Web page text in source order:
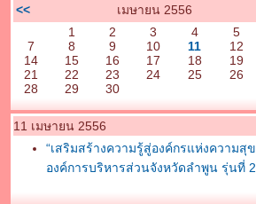
<< เมษายน 2556
1
2 3 4 5
7
8 9 10 11 12
14
15 16 17 18 19
21
22 23 24 25 26
28
29 30
11 เมษายน 2556
“เสริมสร้างความรู้สู่องค์กรแห่งความสุข
องค์การบริหารส่วนจังหวัดลำพูน รุ่นที่ 2